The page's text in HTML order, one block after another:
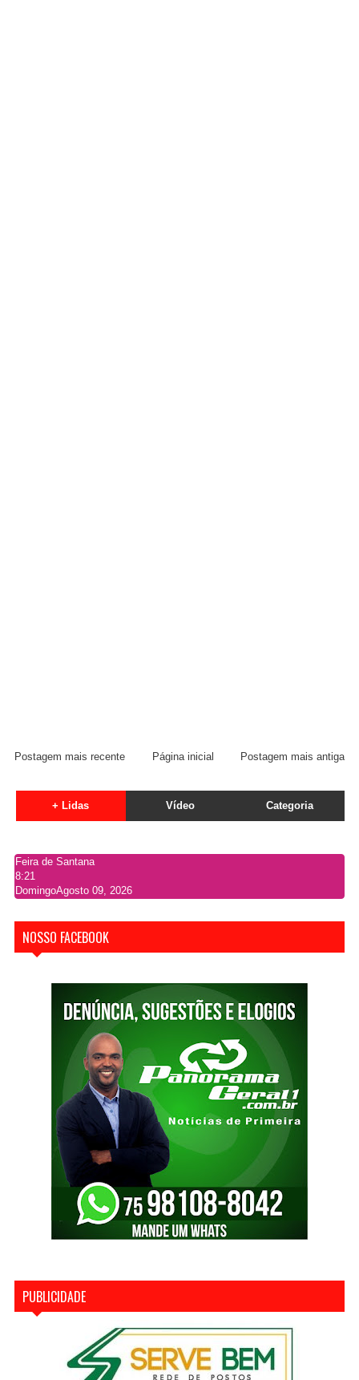
Postagem mais recente Postagem mais antiga
Página inicial
+ Lidas Vídeo Categoria
Feira de Santana
8:21
DomingoAgosto 09, 2026
NOSSO FACEBOOK
PUBLICIDADE